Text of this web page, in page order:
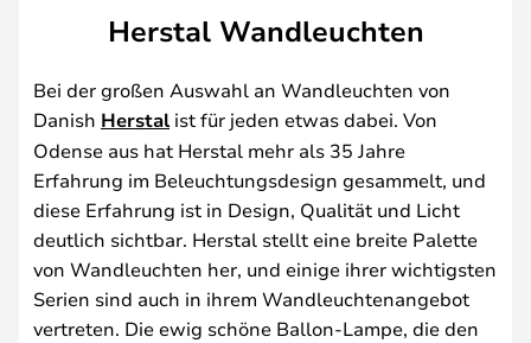
Herstal Wandleuchten
Bei der großen Auswahl an Wandleuchten von
Danish Herstal ist für jeden etwas dabei. Von
Odense aus hat Herstal mehr als 35 Jahre
Erfahrung im Beleuchtungsdesign gesammelt, und
diese Erfahrung ist in Design, Qualität und Licht
deutlich sichtbar. Herstal stellt eine breite Palette
von Wandleuchten her, und einige ihrer wichtigsten
Serien sind auch in ihrem Wandleuchtenangebot
vertreten. Die ewig schöne Ballon-Lampe, die den